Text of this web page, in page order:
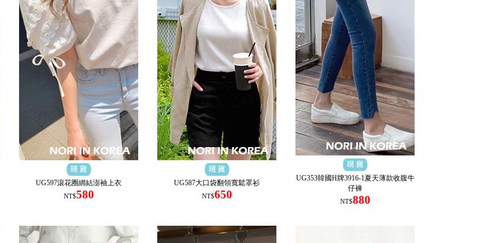
UG597滾花圈綁結澎袖上衣
NT$580
UG587大口袋翻領寬鬆罩衫
NT$650
UG353韓國H牌3916-1夏天薄款收腹牛
仔褲
NT$880